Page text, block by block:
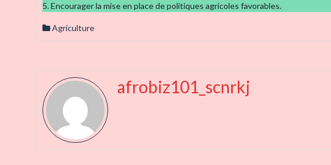
5. Encourager la mise en place de politiques agricoles favorables.
Agriculture
afrobiz101_scnrkj